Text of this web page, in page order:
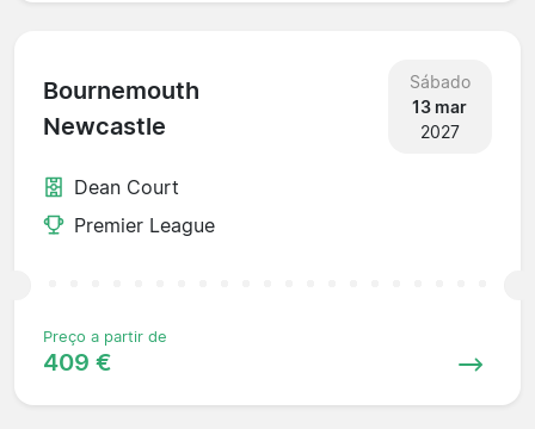
Bournemouth
Newcastle
Sábado
13 mar
2027
Dean Court
Premier League
Preço a partir de
409 €